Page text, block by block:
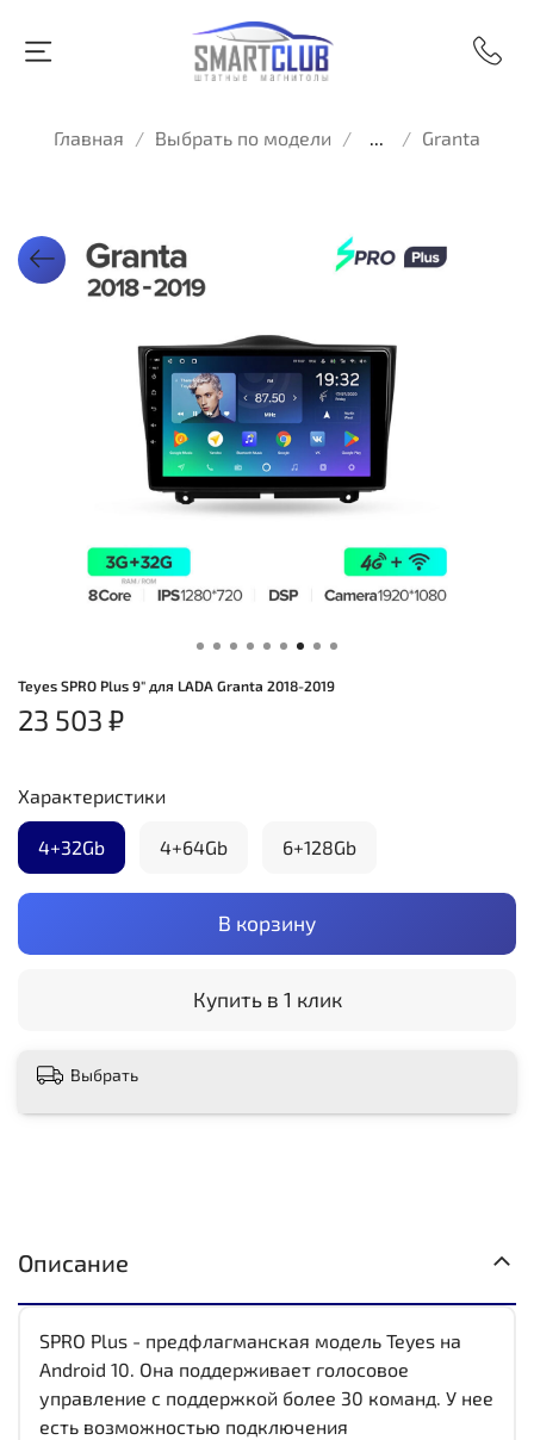
Главная Выбрать по модели ... Granta
Teyes SPRO Plus 9" для LADA Granta 2018-2019
23 503 ₽
В корзину
Купить в 1 клик
Характеристики
4+32Gb 4+64Gb 6+128Gb
Выбрать
Описание
SPRO Plus - предфлагманская модель Teyes на
Android 10. Она поддерживает голосовое
управление с поддержкой более 30 команд. У нее
есть возможностью подключения